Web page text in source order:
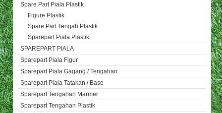
Spare Part Piala Plastik
Figure Plastik
Spare Part Tengah Plastik
Sparepart Piala Plastik
SPAREPART PIALA
Sparepart Piala Figur
Sparepart Piala Gagang / Tengahan
Sparepart Piala Tatakan / Base
Sparepart Tengahan Marmer
Sparepart Tengahan Plastik